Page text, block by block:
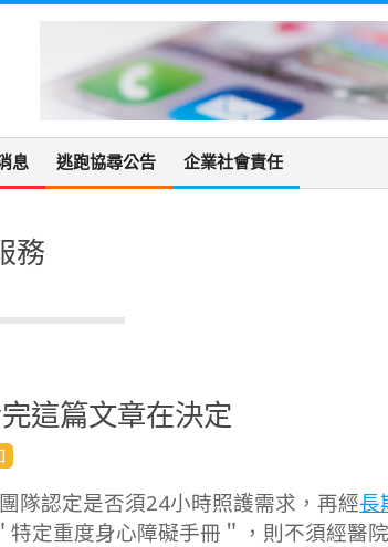
息 逃跑協尋公告 企業社會責任
務
這篇文章在決定
隊認定是否須24小時照護需求，再經長
特定重度身心障礙手冊＂，則不須經醫院